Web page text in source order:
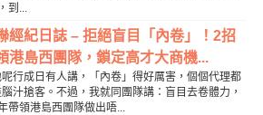
...
經紀日誌 – 拒絕盲目「內卷」！2招
港島西團隊，鎖定高才大商機...
行成日有人講，「內卷」得好厲害，個個代理都
汁搶客。不過，我就同團隊講：盲目去卷體力，
領港島西團隊做出唔...